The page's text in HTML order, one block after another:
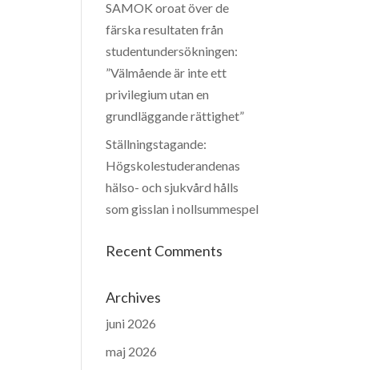
SAMOK oroat över de
färska resultaten från
studentundersökningen:
”Välmående är inte ett
privilegium utan en
grundläggande rättighet”
Ställningstagande:
Högskolestuderandenas
hälso- och sjukvård hålls
som gisslan i nollsummespel
Recent Comments
Archives
juni 2026
maj 2026